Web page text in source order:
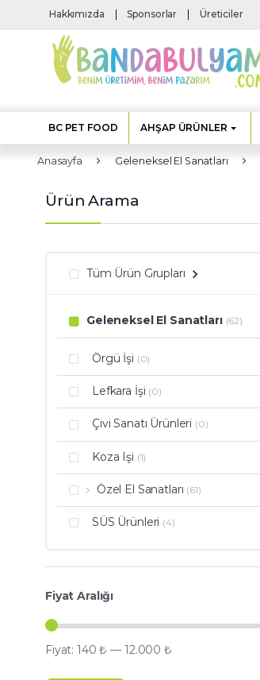
Skip to navigation
Skip to content
Hakkımızda Sponsorlar Üreticiler
BC PET FOOD AHŞAP ÜRÜNLER
Anasayfa Geleneksel El Sanatları
Ürün Arama
Tüm Ürün Grupları
Geleneksel El Sanatları (62)
Örgü İşi (0)
Lefkara İşi (0)
Çivi Sanatı Ürünleri (0)
Koza Işi (1)
Özel El Sanatları (61)
SÜS Ürünleri (4)
Fiyat Aralığı
Fiyat:140 ₺ — 12.000 ₺